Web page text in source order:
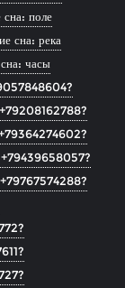
сна: поле
сна: река
часы